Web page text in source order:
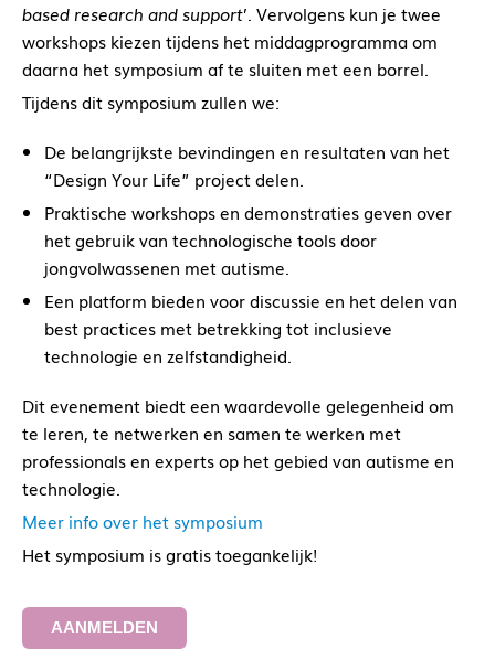
based research and support’. Vervolgens kun je twee
workshops kiezen tijdens het middagprogramma om
daarna het symposium af te sluiten met een borrel.
Tijdens dit symposium zullen we:
De belangrijkste bevindingen en resultaten van het
“Design Your Life” project delen.
Praktische workshops en demonstraties geven over
het gebruik van technologische tools door
jongvolwassenen met autisme.
Een platform bieden voor discussie en het delen van
best practices met betrekking tot inclusieve
technologie en zelfstandigheid.
Dit evenement biedt een waardevolle gelegenheid om
te leren, te netwerken en samen te werken met
professionals en experts op het gebied van autisme en
technologie.
Meer info over het symposium
Het symposium is gratis toegankelijk!
AANMELDEN